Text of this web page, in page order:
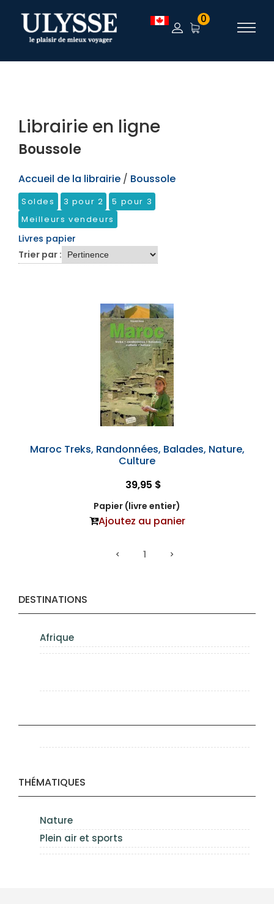
TEST 0
DESTINATIONS
Afrique
THÉMATIQUES
Nature
Plein air et sports
Librairie en ligne
Boussole
Accueil de la librairie / Boussole
Soldes 3 pour 2
5 pour 3
Meilleurs vendeurs
Livres papier
Trier par :
Maroc Treks, Randonnées, Balades, Nature,
Culture
39,95 $
Papier (livre entier)
Ajoutez au panier
1